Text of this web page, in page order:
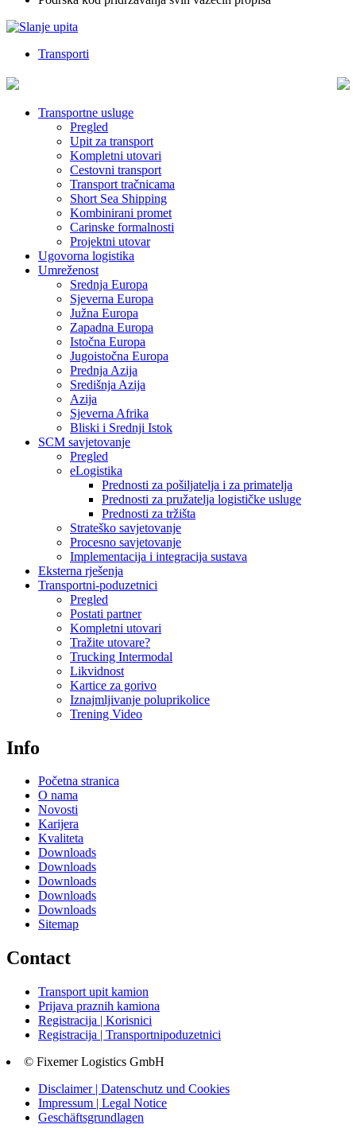
Transporti
Transportne usluge
Pregled
Upit za transport
Kompletni utovari
Cestovni transport
Transport tračnicama
Short Sea Shipping
Kombinirani promet
Carinske formalnosti
Projektni utovar
Ugovorna logistika
Umreženost
Srednja Europa
Sjeverna Europa
Južna Europa
Zapadna Europa
Istočna Europa
Jugoistočna Europa
Prednja Azija
Središnja Azija
Azija
Sjeverna Afrika
Bliski i Srednji Istok
SCM savjetovanje
Pregled
eLogistika
Prednosti za pošiljatelja i za primatelja
Prednosti za pružatelja logističke usluge
Prednosti za tržišta
Strateško savjetovanje
Procesno savjetovanje
Implementacija i integracija sustava
Eksterna rješenja
Transportni-poduzetnici
Pregled
Postati partner
Kompletni utovari
Tražite utovare?
Trucking Intermodal
Likvidnost
Kartice za gorivo
Iznajmljivanje poluprikolice
Trening Video
Info
Početna stranica
O nama
Novosti
Karijera
Kvaliteta
Downloads
Downloads
Downloads
Downloads
Downloads
Sitemap
Contact
Transport upit kamion
Prijava praznih kamiona
Registracija | Korisnici
Registracija | Transportnipoduzetnici
© Fixemer Logistics GmbH
Disclaimer | Datenschutz und Cookies
Impressum | Legal Notice
Geschäftsgrundlagen